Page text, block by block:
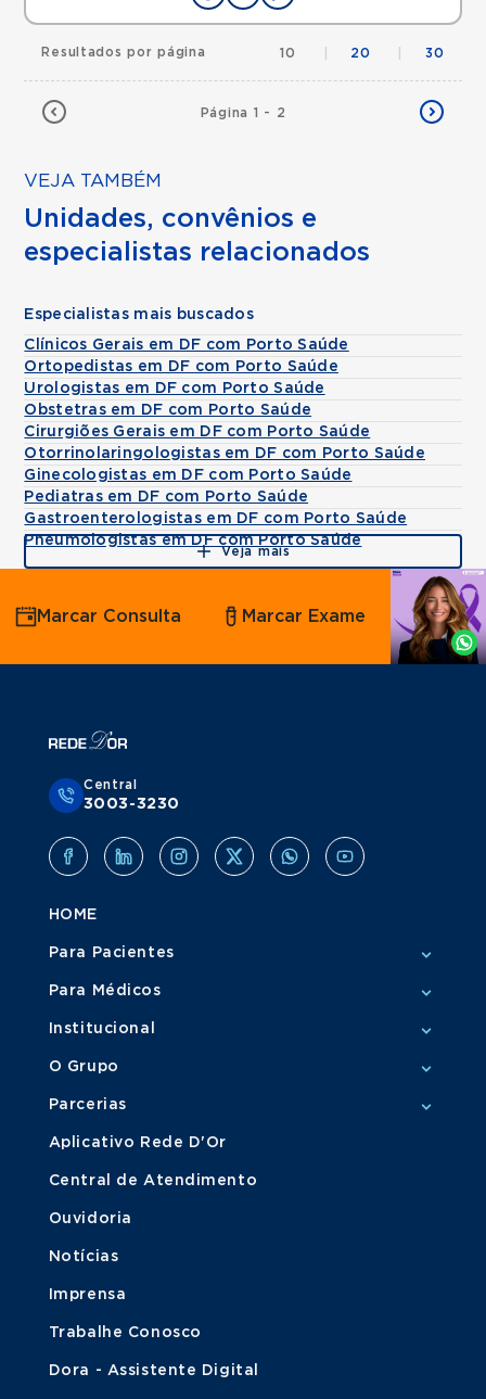
Página 1 - 2
Resultados por página 10 20 30
VEJA TAMBÉM
Unidades, convênios e
especialistas relacionados
Especialistas mais buscados
Clínicos Gerais em DF com Porto Saúde
Ortopedistas em DF com Porto Saúde
Urologistas em DF com Porto Saúde
Obstetras em DF com Porto Saúde
Cirurgiões Gerais em DF com Porto Saúde
Otorrinolaringologistas em DF com Porto Saúde
Ginecologistas em DF com Porto Saúde
Pediatras em DF com Porto Saúde
Gastroenterologistas em DF com Porto Saúde
Pneumologistas em DF com Porto Saúde
Veja mais
Agende
por
Whatsapp
Marcar Consulta Marcar Exame
Central
3003-3230
HOME
Para Pacientes
Para Médicos
Institucional
O Grupo
Parcerias
Aplicativo Rede D'Or
Central de Atendimento
Ouvidoria
Notícias
Imprensa
Trabalhe Conosco
Dora - Assistente Digital